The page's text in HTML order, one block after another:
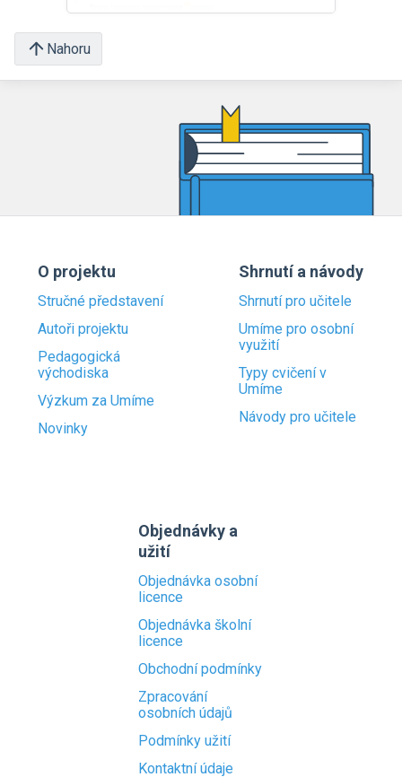
Nahoru
O projektu
Stručné představení
Autoři projektu
Pedagogická
východiska
Výzkum za Umíme
Novinky
Shrnutí a návody
Shrnutí pro učitele
Umíme pro osobní
využití
Typy cvičení v
Umíme
Návody pro učitele
Objednávky a
užití
Objednávka osobní
licence
Objednávka školní
licence
Obchodní podmínky
Zpracování
osobních údajů
Podmínky užití
Kontaktní údaje